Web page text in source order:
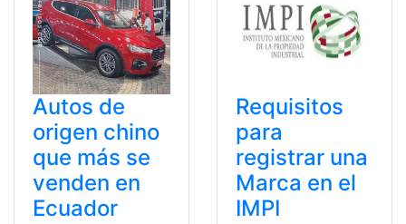
Autos de
origen chino
que más se
venden en
Ecuador
Requisitos
para
registrar una
Marca en el
IMPI